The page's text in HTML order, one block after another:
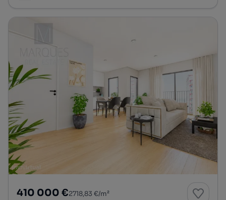
410 000 €2718,83 €/m²